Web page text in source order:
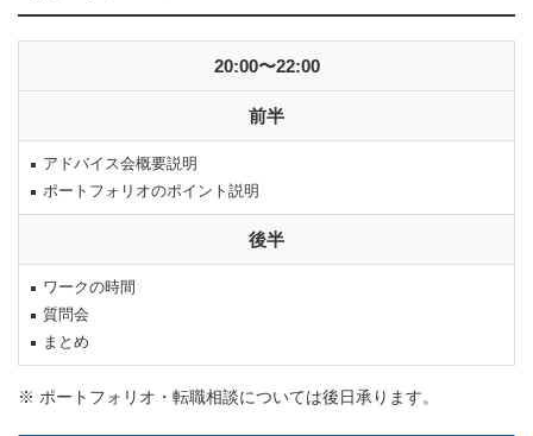
20:00〜22:00
前半
アドバイス会概要説明
ポートフォリオのポイント説明
後半
ワークの時間
質問会
まとめ
※ ポートフォリオ・転職相談については後日承ります。